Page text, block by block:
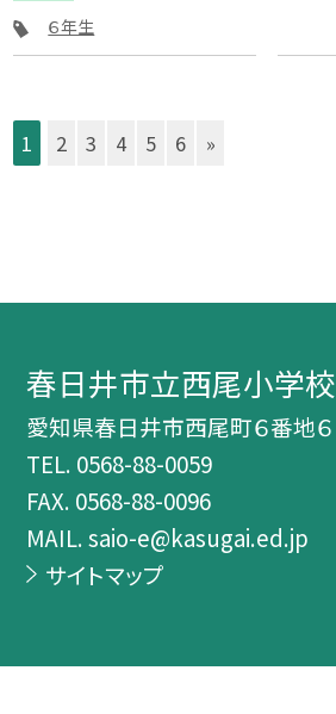
６年生
1 2 3 4 5 6 »
春日井市立西尾小学校
愛知県春日井市西尾町６番地６
TEL. 0568-88-0059
FAX. 0568-88-0096
MAIL. saio-e@kasugai.ed.jp
サイトマップ